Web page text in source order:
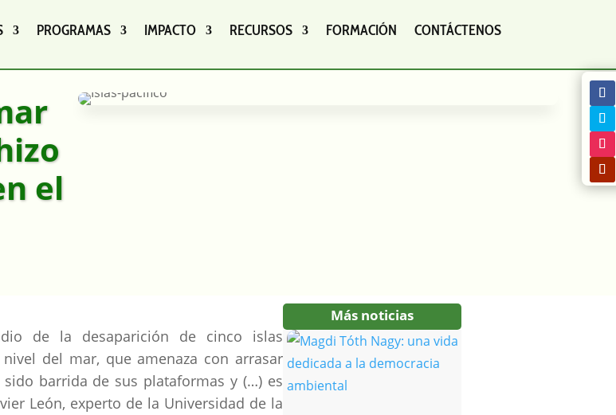
PROGRAMAS IMPACTO RECURSOS FORMACIÓN CONTÁCTENOS
el
de la desaparición de cinco islas
del mar, que amenaza con arrasar
barrida de sus plataformas y (…) es
León, experto de la Universidad de la
Más noticias